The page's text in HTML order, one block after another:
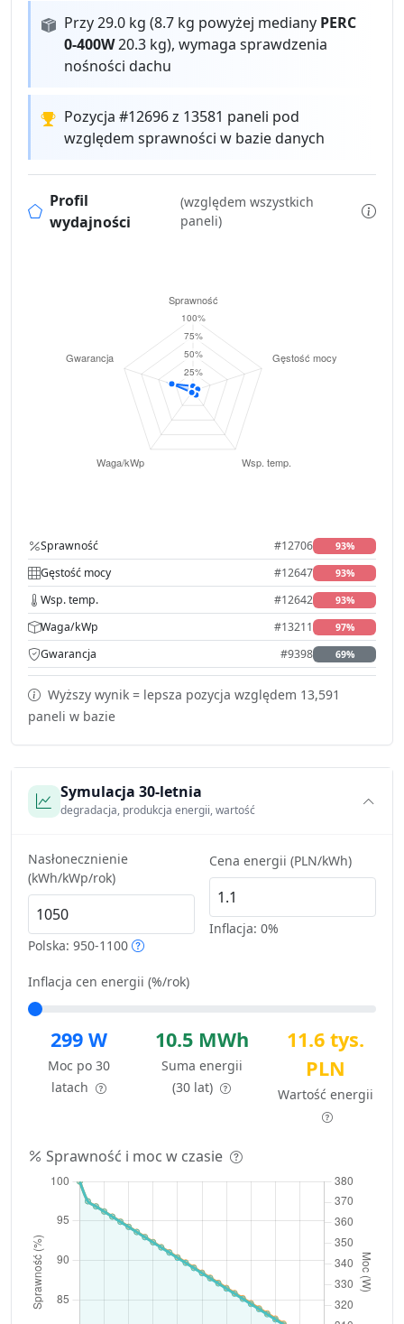
Przy 29.0 kg (8.7 kg powyżej mediany PERC
0-400W20.3 kg), wymaga sprawdzenia
nośności dachu
Pozycja #12696 z 13581 paneli pod
względem sprawności w bazie danych
Profil
wydajności
(względem wszystkich
paneli)
Sprawność #12706 93%
Gęstość mocy #12647 93%
Wsp. temp. #12642 93%
Waga/kWp #13211 97%
Gwarancja #9398 69%
Wyższy wynik = lepsza pozycja względem 13,591
paneli w bazie
Symulacja 30-letnia
degradacja, produkcja energii, wartość
Nasłonecznienie
(kWh/kWp/rok)
Polska: 950-1100
Cena energii (PLN/kWh)
Inflacja: 0%
Inflacja cen energii (%/rok)
299 W
Moc po 30
latach
10.5 MWh
Suma energii
(30 lat)
11.6 tys.
PLN
Wartość energii
Sprawność i moc w czasie